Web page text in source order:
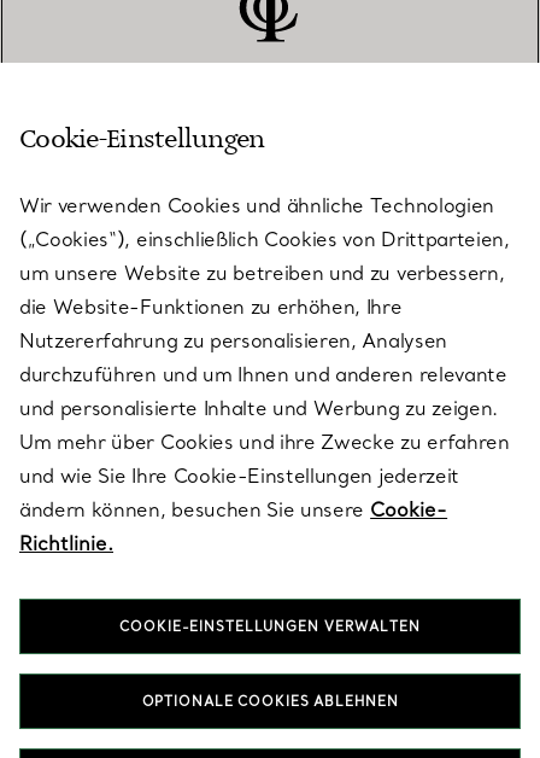
KUNDENSERVICE
SERVICES
ÜBER TIFFANY & CO.
RECHTLICHE HINWEISE
FOLGEN SIE UNS
T&Co. 2026
Cookie-Einstellungen
Wir verwenden Cookies und ähnliche Technologien
(„Cookies“), einschließlich Cookies von Drittparteien,
um unsere Website zu betreiben und zu verbessern,
die Website-Funktionen zu erhöhen, Ihre
Nutzererfahrung zu personalisieren, Analysen
durchzuführen und um Ihnen und anderen relevante
und personalisierte Inhalte und Werbung zu zeigen.
Um mehr über Cookies und ihre Zwecke zu erfahren
und wie Sie Ihre Cookie-Einstellungen jederzeit
ändern können, besuchen Sie unsere Cookie-
Richtlinie.
COOKIE-EINSTELLUNGEN VERWALTEN
OPTIONALE COOKIES ABLEHNEN